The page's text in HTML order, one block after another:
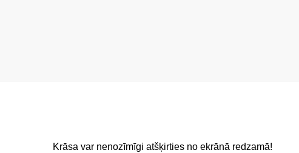
Krāsa var nenozīmīgi atšķirties no ekrānā redzamā!